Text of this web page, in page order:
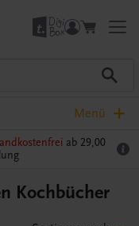
Menü
ab 29,00
Kochbücher